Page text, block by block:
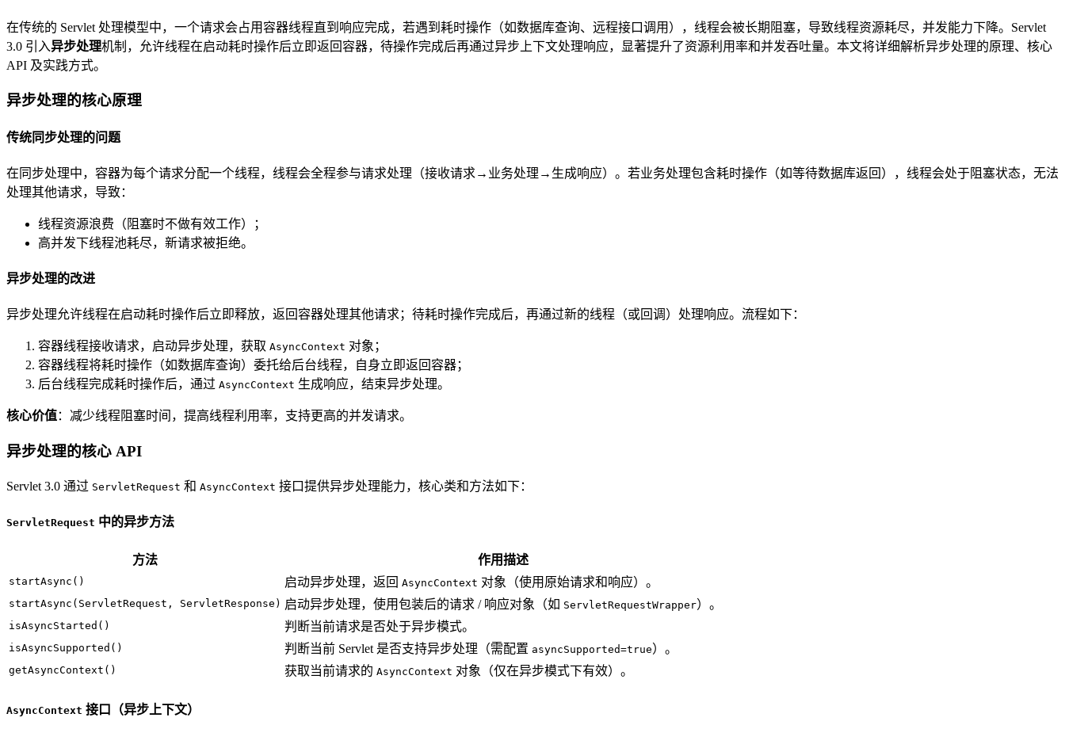
在传统的 Servlet 处理模型中，一个请求会占用容器线程直到响应完成，若遇到耗时操作（如数据库查询、远程接口调用），线程会被长期阻塞，导致线程资源耗尽，并发能力下降。Servlet
3.0 引入异步处理机制，允许线程在启动耗时操作后立即返回容器，待操作完成后再通过异步上下文处理响应，显著提升了资源利用率和并发吞吐量。本文将详细解析异步处理的原理、核心
API 及实践方式。
异步处理的核心原理
传统同步处理的问题
在同步处理中，容器为每个请求分配一个线程，线程会全程参与请求处理（接收请求→业务处理→生成响应）。若业务处理包含耗时操作（如等待数据库返回），线程会处于阻塞状态，无法
处理其他请求，导致：
线程资源浪费（阻塞时不做有效工作）；
高并发下线程池耗尽，新请求被拒绝。
异步处理的改进
异步处理允许线程在启动耗时操作后立即释放，返回容器处理其他请求；待耗时操作完成后，再通过新的线程（或回调）处理响应。流程如下：
容器线程接收请求，启动异步处理，获取 AsyncContext 对象；
容器线程将耗时操作（如数据库查询）委托给后台线程，自身立即返回容器；
后台线程完成耗时操作后，通过 AsyncContext 生成响应，结束异步处理。
核心价值：减少线程阻塞时间，提高线程利用率，支持更高的并发请求。
异步处理的核心 API
Servlet 3.0 通过 ServletRequest 和 AsyncContext 接口提供异步处理能力，核心类和方法如下：
ServletRequest 中的异步方法
方法 作用描述
startAsync() 启动异步处理，返回 AsyncContext 对象（使用原始请求和响应）。
startAsync(ServletRequest, ServletResponse) 启动异步处理，使用包装后的请求 / 响应对象（如 ServletRequestWrapper）。
isAsyncStarted() 判断当前请求是否处于异步模式。
isAsyncSupported() 判断当前 Servlet 是否支持异步处理（需配置 asyncSupported=true）。
getAsyncContext() 获取当前请求的 AsyncContext 对象（仅在异步模式下有效）。
AsyncContext 接口（异步上下文）